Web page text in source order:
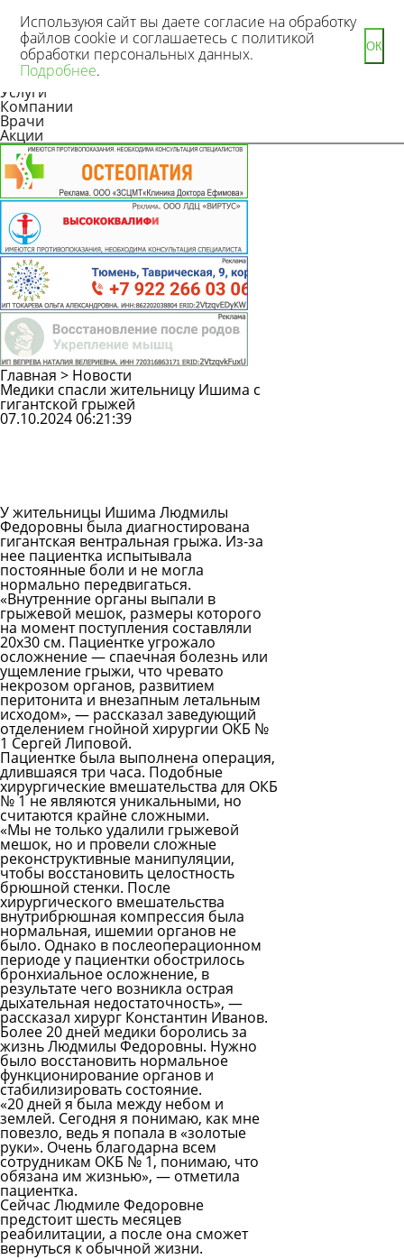
Новости
Статьи
Услуги
Компании
Врачи
Акции
Главная > Новости
Медики спасли жительницу Ишима с
гигантской грыжей
07.10.2024 06:21:39
У жительницы Ишима Людмилы
Федоровны была диагностирована
гигантская вентральная грыжа. Из-за
нее пациентка испытывала
постоянные боли и не могла
нормально передвигаться.
«Внутренние органы выпали в
грыжевой мешок, размеры которого
на момент поступления составляли
20х30 см. Пациентке угрожало
осложнение — спаечная болезнь или
ущемление грыжи, что чревато
некрозом органов, развитием
перитонита и внезапным летальным
исходом», — рассказал заведующий
отделением гнойной хирургии ОКБ №
1 Сергей Липовой.
Пациентке была выполнена операция,
длившаяся три часа. Подобные
хирургические вмешательства для ОКБ
№ 1 не являются уникальными, но
считаются крайне сложными.
«Мы не только удалили грыжевой
мешок, но и провели сложные
реконструктивные манипуляции,
чтобы восстановить целостность
брюшной стенки. После
хирургического вмешательства
внутрибрюшная компрессия была
нормальная, ишемии органов не
было. Однако в послеоперационном
периоде у пациентки обострилось
бронхиальное осложнение, в
результате чего возникла острая
дыхательная недостаточность», —
рассказал хирург Константин Иванов.
Более 20 дней медики боролись за
жизнь Людмилы Федоровны. Нужно
было восстановить нормальное
функционирование органов и
стабилизировать состояние.
«20 дней я была между небом и
землей. Сегодня я понимаю, как мне
повезло, ведь я попала в «золотые
руки». Очень благодарна всем
сотрудникам ОКБ № 1, понимаю, что
обязана им жизнью», — отметила
пациентка.
Сейчас Людмиле Федоровне
предстоит шесть месяцев
реабилитации, а после она сможет
вернуться к обычной жизни.
Используюя сайт вы даете согласие на обработку
файлов cookie и соглашаетесь с политикой
обработки персональных данных.
Подробнее.
ОК